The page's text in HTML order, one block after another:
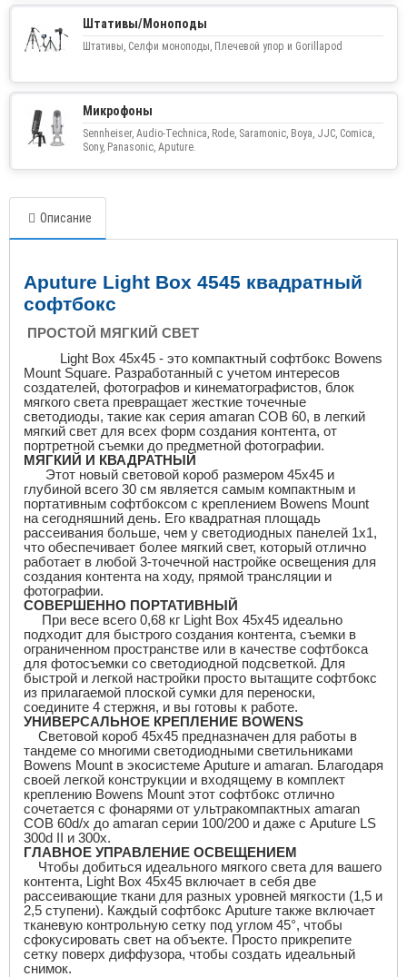
Штативы/Моноподы
Штативы, Селфи моноподы, Плечевой упор и Gorillapod
Микрофоны
Sennheiser, Audio-Technica, Rode, Saramonic, Boya, JJC, Comica,
Sony, Panasonic, Aputure.
Описание
Aputure Light Box 4545 квадратный
софтбокс
ПРОСТОЙ МЯГКИЙ СВЕТ
Light Box 45x45 - это компактный софтбокс Bowens
Mount Square. Разработанный с учетом интересов
создателей, фотографов и кинематографистов, блок
мягкого света превращает жесткие точечные
светодиоды, такие как серия amaran COB 60, в легкий
мягкий свет для всех форм создания контента, от
портретной съемки до предметной фотографии.
МЯГКИЙ И КВАДРАТНЫЙ
Этот новый световой короб размером 45x45 и
глубиной всего 30 см является самым компактным и
портативным софтбоксом с креплением Bowens Mount
на сегодняшний день. Его квадратная площадь
рассеивания больше, чем у светодиодных панелей 1x1,
что обеспечивает более мягкий свет, который отлично
работает в любой 3-точечной настройке освещения для
создания контента на ходу, прямой трансляции и
фотографии.
СОВЕРШЕННО ПОРТАТИВНЫЙ
При весе всего 0,68 кг Light Box 45x45 идеально
подходит для быстрого создания контента, съемки в
ограниченном пространстве или в качестве софтбокса
для фотосъемки со светодиодной подсветкой. Для
быстрой и легкой настройки просто вытащите софтбокс
из прилагаемой плоской сумки для переноски,
соедините 4 стержня, и вы готовы к работе.
УНИВЕРСАЛЬНОЕ КРЕПЛЕНИЕ BOWENS
Световой короб 45x45 предназначен для работы в
тандеме со многими светодиодными светильниками
Bowens Mount в экосистеме Aputure и amaran. Благодаря
своей легкой конструкции и входящему в комплект
креплению Bowens Mount этот софтбокс отлично
сочетается с фонарями от ультракомпактных amaran
COB 60d/x до amaran серии 100/200 и даже с Aputure LS
300d II и 300x.
ГЛАВНОЕ УПРАВЛЕНИЕ ОСВЕЩЕНИЕМ
Чтобы добиться идеального мягкого света для вашего
контента, Light Box 45x45 включает в себя две
рассеивающие ткани для разных уровней мягкости (1,5 и
2,5 ступени). Каждый софтбокс Aputure также включает
тканевую контрольную сетку под углом 45°, чтобы
сфокусировать свет на объекте. Просто прикрепите
сетку поверх диффузора, чтобы создать идеальный
снимок.